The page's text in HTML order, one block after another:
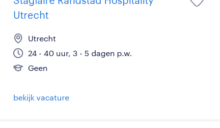
Utrecht
Utrecht
24 - 40 uur, 3 - 5 dagen p.w.
Geen
bekijk vacature